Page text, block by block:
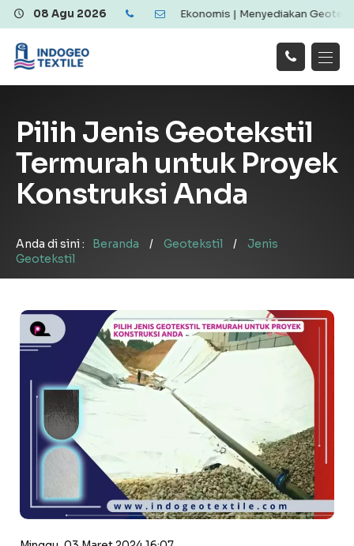
08 Agu 2026
Berkualitas dan Ekonomis | Menyediakan Geotextile
Tentang Kami
Galeri
Layanan
Hubungi
!
Pilih Jenis Geotekstil
Termurah untuk Proyek
Konstruksi Anda
Anda di sini : Beranda / Geotekstil /
Jenis
Geotekstil